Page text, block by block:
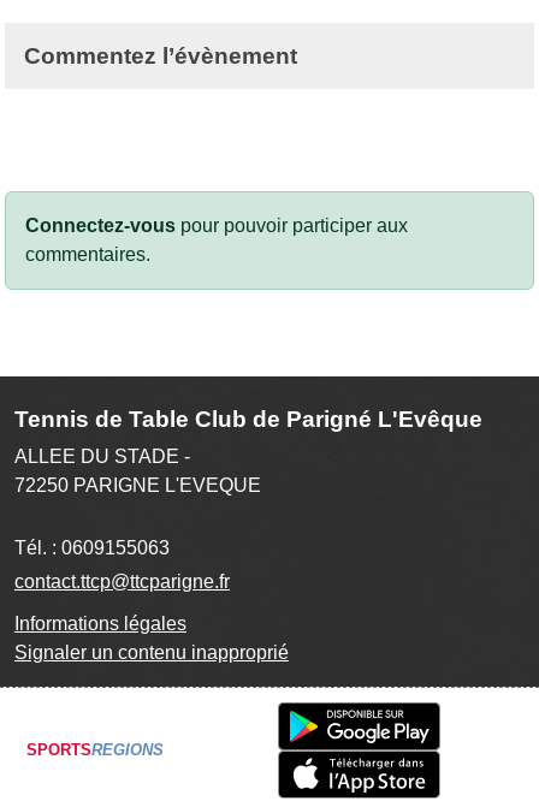
Commentez l’évènement
Connectez-vous pour pouvoir participer aux
commentaires.
Tennis de Table Club de Parigné L'Evêque
ALLEE DU STADE -
72250 PARIGNE L'EVEQUE
Tél. : 0609155063
contact.ttcp@ttcparigne.fr
Informations légales
Signaler un contenu inapproprié
SPORTSREGIONS